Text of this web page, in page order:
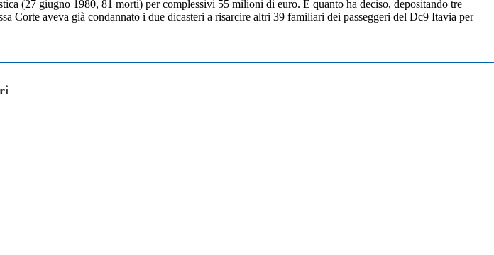
(27 giugno 1980, 81 morti) per complessivi 55 milioni di euro. È quanto ha deciso, depositando tre
Corte aveva già condannato i due dicasteri a risarcire altri 39 familiari dei passeggeri del Dc9 Itavia per